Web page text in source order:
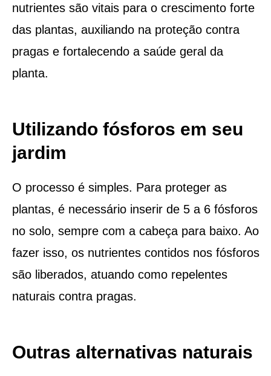
nutrientes são vitais para o crescimento forte
das plantas, auxiliando na proteção contra
pragas e fortalecendo a saúde geral da
planta.
Utilizando fósforos em seu
jardim
O processo é simples. Para proteger as
plantas, é necessário inserir de 5 a 6 fósforos
no solo, sempre com a cabeça para baixo. Ao
fazer isso, os nutrientes contidos nos fósforos
são liberados, atuando como repelentes
naturais contra pragas.
Outras alternativas naturais